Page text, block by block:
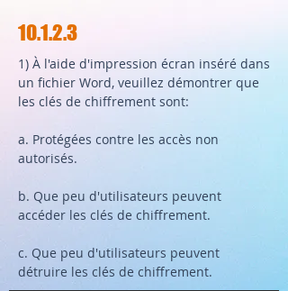
10.1.2.3
1) À l'aide d'impression écran inséré dans
un fichier Word, veuillez démontrer que
les clés de chiffrement sont:
a. Protégées contre les accès non
autorisés.
b. Que peu d'utilisateurs peuvent
accéder les clés de chiffrement.
c. Que peu d'utilisateurs peuvent
détruire les clés de chiffrement.